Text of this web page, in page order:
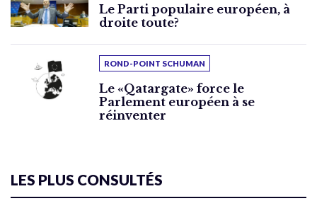
Le Parti populaire européen, à
droite toute?
ROND-POINT SCHUMAN
Le «Qatargate» force le
Parlement européen à se
réinventer
LES PLUS CONSULTÉS